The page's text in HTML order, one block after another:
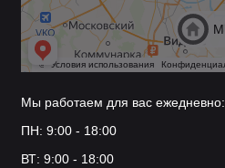
Мы работаем для вас ежедневно:
ПН: 9:00 - 18:00
ВТ: 9:00 - 18:00